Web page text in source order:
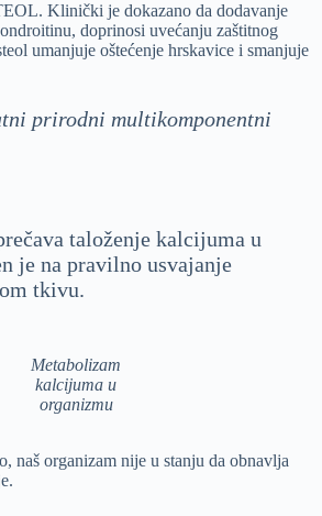
Klinički je dokazano da dodavanje
doprinosi uvećanju zaštitnog
umanjuje oštećenje hrskavice i smanjuje
prirodni multikomponentni
taloženje kalcijuma u
je na pravilno usvajanje
tkivu.
Metabolizam
kalcijuma u
organizmu
naš organizam nije u stanju da obnavlja